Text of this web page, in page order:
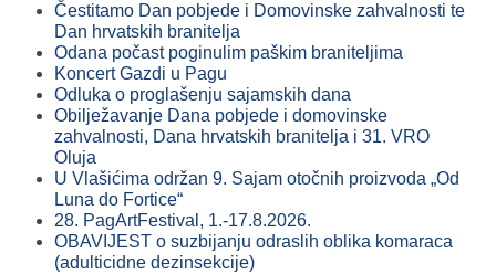
Čestitamo Dan pobjede i Domovinske zahvalnosti te
Dan hrvatskih branitelja
Odana počast poginulim paškim braniteljima
Koncert Gazdi u Pagu
Odluka o proglašenju sajamskih dana
Obilježavanje Dana pobjede i domovinske
zahvalnosti, Dana hrvatskih branitelja i 31. VRO
Oluja
U Vlašićima održan 9. Sajam otočnih proizvoda „Od
Luna do Fortice“
28. PagArtFestival, 1.-17.8.2026.
OBAVIJEST o suzbijanju odraslih oblika komaraca
(adulticidne dezinsekcije)